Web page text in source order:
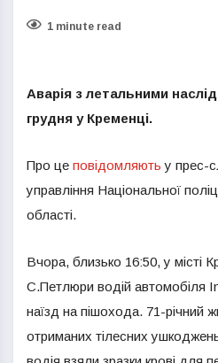
1 minute read
Аварія з летальними
грудня у Кременці.
Про це повідомляють у прес-
управління Національної
області.
Вчора, близько 16:50, у місті
С.Петлюри водій автомобіля
наїзд на пішохода. 71-річний
отриманих тілесних